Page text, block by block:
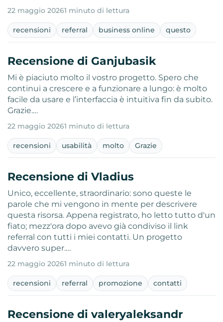
22 maggio 20261 minuto di lettura
recensioni referral business online questo
Recensione di Ganjubasik
Mi è piaciuto molto il vostro progetto. Spero che
continui a crescere e a funzionare a lungo: è molto
facile da usare e l’interfaccia è intuitiva fin da subito.
Grazie.…
22 maggio 20261 minuto di lettura
recensioni usabilità molto Grazie
Recensione di Vladius
Unico, eccellente, straordinario: sono queste le
parole che mi vengono in mente per descrivere
questa risorsa. Appena registrato, ho letto tutto d'un
fiato; mezz'ora dopo avevo già condiviso il link
referral con tutti i miei contatti. Un progetto
davvero super.…
22 maggio 20261 minuto di lettura
recensioni referral promozione contatti
Recensione di valeryaleksandr